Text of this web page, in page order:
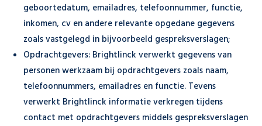
geboortedatum, emailadres, telefoonnummer, functie,
inkomen, cv en andere relevante opgedane gegevens
zoals vastgelegd in bijvoorbeeld gespreksverslagen;
Opdrachtgevers: Brightlinck verwerkt gegevens van
personen werkzaam bij opdrachtgevers zoals naam,
telefoonnummers, emailadres en functie. Tevens
verwerkt Brightlinck informatie verkregen tijdens
contact met opdrachtgevers middels gespreksverslagen